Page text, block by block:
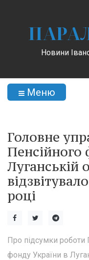
Новини
Меню
Головне
Пенсійного
Луганській
році
Про підсумки роботи
фонду України в